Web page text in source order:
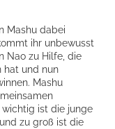
Mashu dabei
ihr unbewusst
Nao zu Hilfe, die
hat und nun
Mashu
ist die junge
zu groß ist die